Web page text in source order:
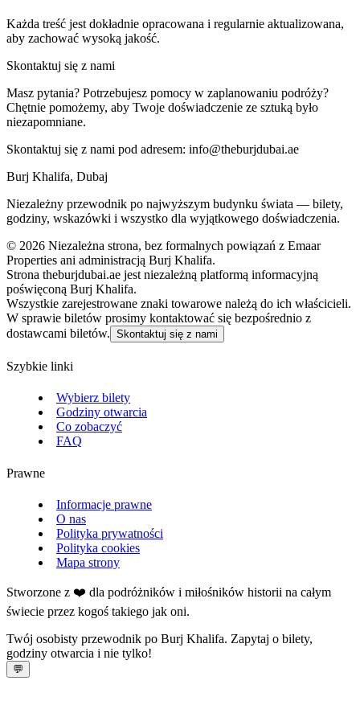
Każda treść jest dokładnie opracowana i regularnie aktualizowana,
aby zachować wysoką jakość.
Skontaktuj się z nami
Masz pytania? Potrzebujesz pomocy w zaplanowaniu podróży?
Chętnie pomożemy, aby Twoje doświadczenie ze sztuką było
niezapomniane.
Skontaktuj się z nami pod adresem: info@theburjdubai.ae
Burj Khalifa, Dubaj
Niezależny przewodnik po najwyższym budynku świata — bilety,
godziny, wskazówki i wszystko dla wyjątkowego doświadczenia.
© 2026 Niezależna strona, bez formalnych powiązań z Emaar
Properties ani administracją Burj Khalifa.
Strona theburjdubai.ae jest niezależną platformą informacyjną
poświęconą Burj Khalifa.
Wszystkie zarejestrowane znaki towarowe należą do ich właścicieli.
W sprawie biletów prosimy kontaktować się bezpośrednio z
dostawcami biletów. Skontaktuj się z nami
Szybkie linki
Wybierz bilety
Godziny otwarcia
Co zobaczyć
FAQ
Prawne
Informacje prawne
O nas
Polityka prywatności
Polityka cookies
Mapa strony
Stworzone z ❤️ dla podróżników i miłośników historii na całym
świecie przez kogoś takiego jak oni.
Twój osobisty przewodnik po Burj Khalifa. Zapytaj o bilety,
godziny otwarcia i nie tylko!
💬